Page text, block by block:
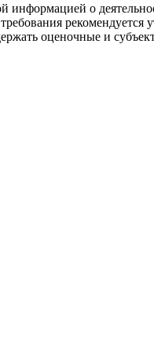
информацией о
рекомендуется
оценочные и